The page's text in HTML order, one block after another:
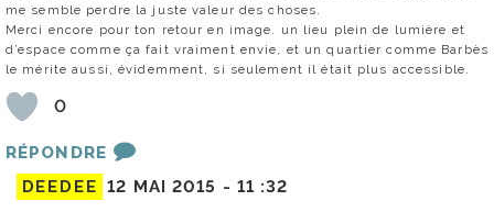
me semble perdre la juste valeur des choses.
Merci encore pour ton retour en image. un lieu plein de lumière et
d’espace comme ça fait vraiment envie, et un quartier comme Barbès
le mérite aussi, évidemment, si seulement il était plus accessible.
0
RÉPONDRE
DEEDEE 12 MAI 2015 - 11 :32